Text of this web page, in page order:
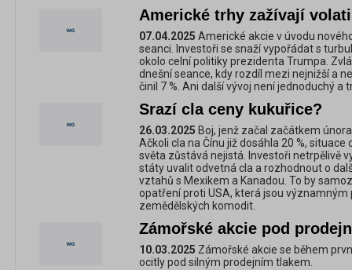
Americké trhy zažívají
07.04.2025 Americké akcie v úvodu
seanci. Investoři se snaží vypořádat s
okolo celní politiky prezidenta Trumpa.
dnešní seance, kdy rozdíl mezi nejnižší a
činil 7 %. Ani další vývoj není jednoduchý a
Srazí cla ceny kukuřice?
26.03.2025 Boj, jenž začal začátkem
Ačkoli cla na Čínu již dosáhla 20 %,
světa zůstává nejistá. Investoři netrpělivě
státy uvalit odvetná cla a rozhodnout o
vztahů s Mexikem a Kanadou. To by
opatření proti USA, která jsou
zemědělských komodit.
Zámořské akcie pod
10.03.2025 Zámořské akcie se během
ocitly pod silným prodejním tlakem.